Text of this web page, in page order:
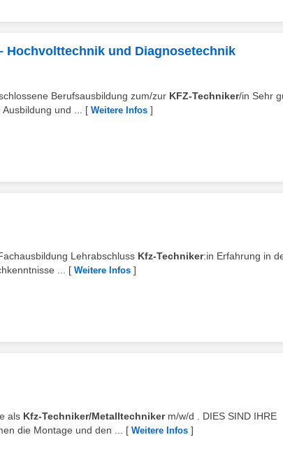
Hochvolttechnik und Diagnosetechnik
Berufsausbildung zum/zur KFZ-Techniker/in Sehr
und ...
[ Weitere Infos ]
Lehrabschluss Kfz-Techniker:in Erfahrung in
...
[ Weitere Infos ]
als Kfz-Techniker/Metalltechnikerm/w/d . DIES SIND IHRE
die Montage und den ... [ Weitere Infos ]